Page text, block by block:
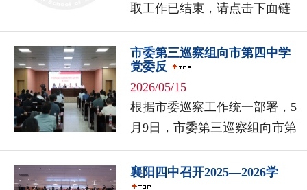
取工作已结束，请点击下面链
接下载查看襄阳四中指标到校
录取学生名单。热烈欢迎各位
同学加入襄阳四中这个卓越而
温暖的...
市委第三巡察组向市第四中学
党委反
2026/05/15
根据市委巡察工作统一部署，5
月9日，市委第三巡察组向市第
四中学党委反馈巡察情况。副
组长张志娟通报了巡察反馈意
襄阳四中召开2025—2026学